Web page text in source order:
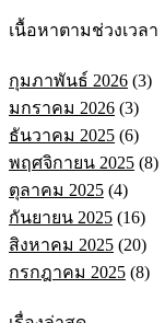
เนื้อหาตามช่วงเวลา
กุมภาพันธ์ 2026 (3)
มกราคม 2026 (3)
ธันวาคม 2025 (6)
พฤศจิกายน 2025 (8)
ตุลาคม 2025 (4)
กันยายน 2025 (16)
สิงหาคม 2025 (20)
กรกฎาคม 2025 (8)